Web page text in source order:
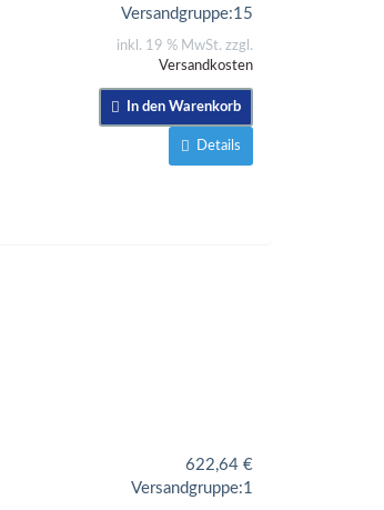
Versandgruppe:15
inkl. 19 % MwSt. zzgl.
Versandkosten
In den Warenkorb
Details
622,64 €
Versandgruppe:1